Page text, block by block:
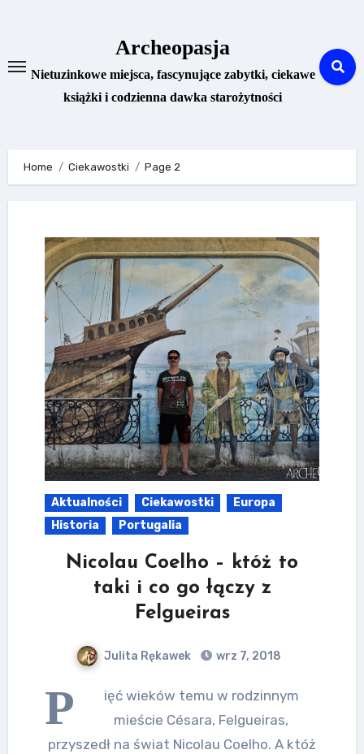
Archeopasja
Nietuzinkowe miejsca, fascynujące zabytki, ciekawe
książki i codzienna dawka starożytności
Home Ciekawostki Page 2
Aktualności Ciekawostki
Europa
Historia
Portugalia
Nicolau Coelho – któż to
taki i co go łączy z
Felgueiras
Julita Rękawek wrz 7, 2018
P
ięć wieków temu w rodzinnym
mieście Césara, Felgueiras,
przyszedł na świat Nicolau Coelho. A któż